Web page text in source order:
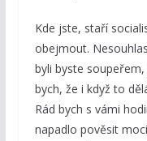
Kde jste, staří
obejmout.
byli byste
bych, že i když to
Rád bych s vámi
napadlo pověsit